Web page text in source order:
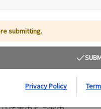
安心して楽しむ散策ツア